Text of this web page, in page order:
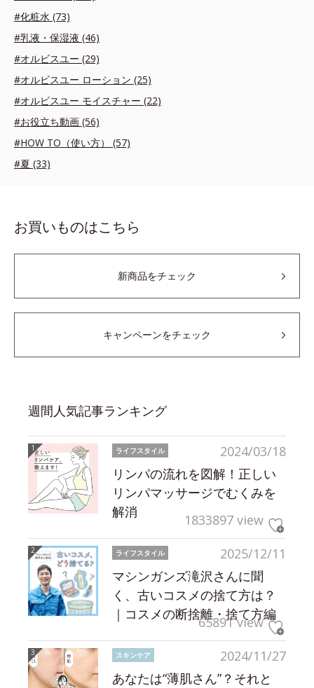
#化粧水 (73)
#乳液・保湿液 (46)
#オルビスユー (29)
#オルビスユー ローション (25)
#オルビスユー モイスチャー (22)
#お役立ち動画 (56)
#HOW TO（使い方） (57)
#夏 (33)
お買いものはこちら
新商品をチェック
キャンペーンをチェック
週間人気記事ランキング
2024/03/18
ライフスタイル
リンパの流れを図解！正しい
リンパマッサージでむくみを
解消
1833897 view
2025/12/11
ライフスタイル
マシンガンズ滝沢さんに聞
く、古いコスメの捨て方は？
｜コスメの断捨離・捨て方編
65891 view
2024/11/27
スキンケア
あなたは“薄肌さん”？それと